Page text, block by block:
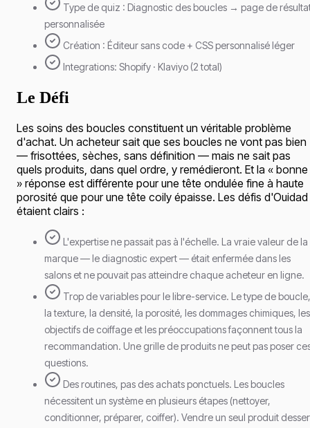
Type de quiz : Diagnostic des boucles → page de
personnalisée
Création : Éditeur sans code + CSS personnalisé léger
Integrations: Shopify · Klaviyo (2 total)
Le Défi
Les soins des boucles constituent un véritable problème
d'achat. Un acheteur sait que ses boucles ne vont pas bien
— frisottées, sèches, sans définition — mais ne sait pas
quels produits, dans quel ordre, y remédieront. Et la « bonne
» réponse est différente pour une tête ondulée fine à haute
porosité que pour une tête coily épaisse. Les défis d'Ouidad
étaient clairs :
L'expertise ne passait pas à l'échelle. La vraie valeur de la
marque — le diagnostic expert — était enfermée dans les
salons et ne pouvait pas atteindre chaque acheteur en ligne.
Trop de variables pour le libre-service. Le type de boucle,
la texture, la densité, la porosité, les dommages chimiques, les
objectifs de coiffage et les préoccupations façonnent tous la
recommandation. Une grille de produits ne peut pas poser
questions.
Des routines, pas des achats ponctuels. Les boucles
nécessitent un système en plusieurs étapes (nettoyer,
conditionner, préparer, coiffer). Vendre un seul produit